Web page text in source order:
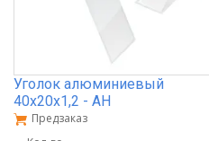
Уголок алюминиевый
40х20х1,2 - АН
Предзаказ